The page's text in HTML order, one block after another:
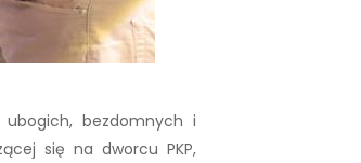
ubogich, bezdomnych i
się na dworcu PKP,